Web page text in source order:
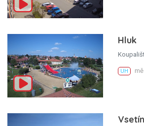
Hluk
UH
Vsetín